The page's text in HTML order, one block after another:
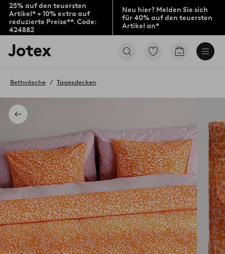
25% auf den teuersten
Artikel* + 10% extra auf
reduzierte Preise**. Code:
424882
Neu hier? Melden Sie sich
für 40% auf den teuersten
Artikel an*
Jotex-
Logo
Startseite
Zu
Produkten
Zum
Zurück
Bettwäsche Tagesdecken